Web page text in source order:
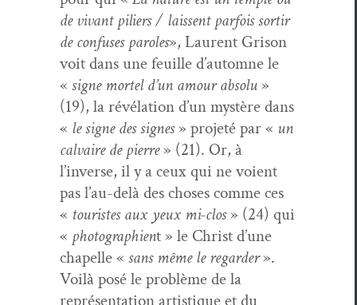
de vivant piliers / lais­sent par­fois sor­tir
de con­fus­es paroles», Lau­rent Gri­son
voit dans une feuille d’automne le
« signe mor­tel d’un amour absolu»
(19), la révéla­tion d’un mys­tère dans
« le signe des signes» pro­jeté par « un
cal­vaire de pierre» (21). Or, à
l’inverse, il y a ceux qui ne voient
pas l’au-delà des choses comme ces
« touristes aux yeux mi-clos» (24) qui
« pho­togra­phient » le Christ d’une
chapelle « sans même le regarder».
Voilà posé le prob­lème de la
représen­ta­tion artis­tique et du